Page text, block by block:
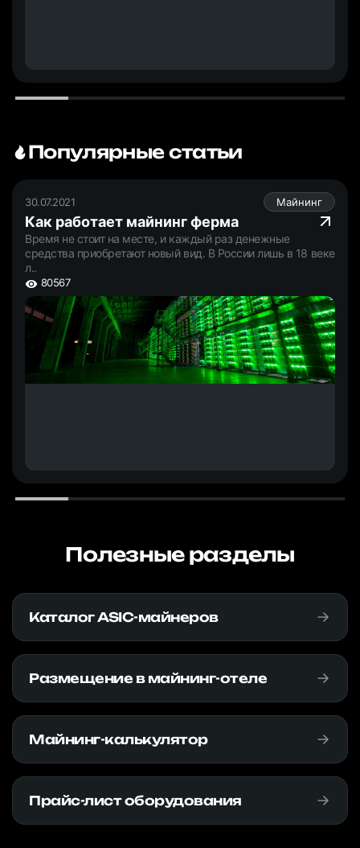
Популярные статьи
30.07.2021 Майнинг
Как работает майнинг ферма
Время не стоит на месте, и каждый раз денежные
средства приобретают новый вид. В России лишь в 18 веке
л..
80567
Полезные разделы
Каталог ASIC-майнеров
Размещение в майнинг-отеле
Майнинг-калькулятор
Прайс-лист оборудования